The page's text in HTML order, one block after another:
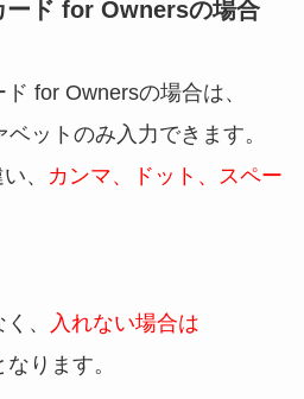
ード for Ownersの場合
for Ownersの場合は、
ットのみ入力できます。
、
カンマ、ドット、スペー
、
入れない場合は
なります。